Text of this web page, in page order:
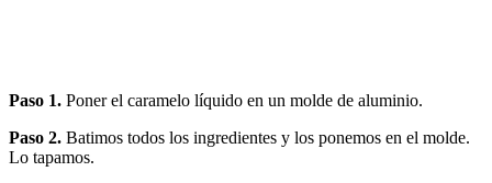
Paso 1. Poner el caramelo líquido en un molde de aluminio.
Paso 2. Batimos todos los ingredientes y los ponemos en el molde.
Lo tapamos.